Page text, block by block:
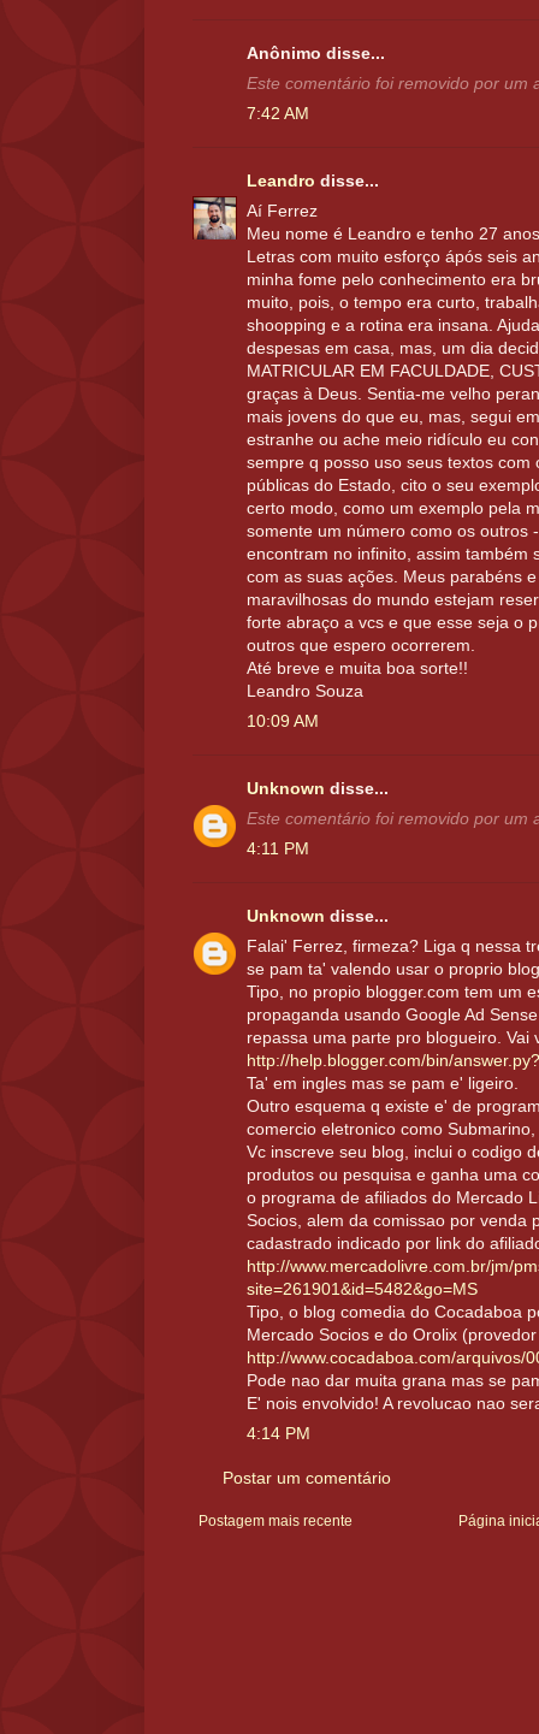
Anônimo disse...
Este comentário foi removido por um
7:42 AM
Leandro disse...
Aí Ferrez
Meu nome é Leandro e tenho 27
Letras com muito esforço ápós seis
minha fome pelo conhecimento era
muito, pois, o tempo era curto,
shoopping e a rotina era insana.
despesas em casa, mas, um dia
MATRICULAR EM FACULDADE,
graças à Deus. Sentia-me velho
mais jovens do que eu, mas, segui
estranhe ou ache meio ridículo eu
sempre q posso uso seus textos com
públicas do Estado, cito o seu
certo modo, como um exemplo pela
somente um número como os outros
encontram no infinito, assim também
com as suas ações. Meus parabéns
maravilhosas do mundo estejam
forte abraço a vcs e que esse seja o
outros que espero ocorrerem.
Até breve e muita boa sorte!!
Leandro Souza
10:09 AM
Unknown disse...
Este comentário foi removido por um
4:11 PM
Unknown disse...
Falai' Ferrez, firmeza? Liga q nessa
se pam ta' valendo usar o proprio
Tipo, no propio blogger.com tem um
propaganda usando Google Ad
repassa uma parte pro blogueiro. Vai
http://help.blogger.com/bin/
Ta' em ingles mas se pam e' ligeiro.
Outro esquema q existe e' de
comercio eletronico como
Vc inscreve seu blog, inclui o codigo
produtos ou pesquisa e ganha uma
o programa de afiliados do Mercado
Socios, alem da comissao por venda
cadastrado indicado por link do
http://www.mercadolivre.com.br/jm/
site=261901&id=5482&go=MS
Tipo, o blog comedia do Cocadaboa
Mercado Socios e do Orolix
http://www.cocadaboa.com/arquivos/
Pode nao dar muita grana mas se
E' nois envolvido! A revolucao nao
4:14 PM
Postar um comentário
Postagem mais recente Página